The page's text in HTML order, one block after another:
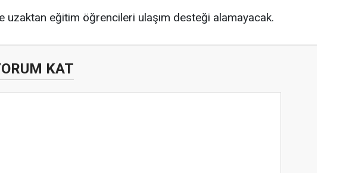
uzaktan eğitim öğrencileri ulaşım desteği alamayacak.
KAT